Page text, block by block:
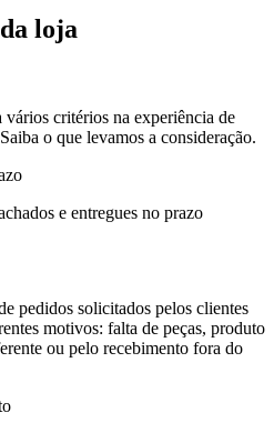
loja
vários critérios na experiência de
o que levamos a consideração.
e entregues no prazo
pedidos solicitados pelos clientes
motivos: falta de peças, produto
ou pelo recebimento fora do